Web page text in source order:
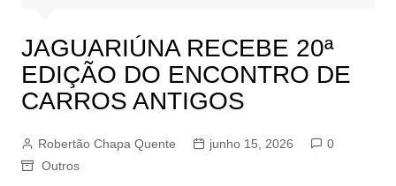
JAGUARIÚNA RECEBE 20ª
EDIÇÃO DO ENCONTRO DE
CARROS ANTIGOS
Robertão Chapa Quente junho 15, 2026
0
Outros